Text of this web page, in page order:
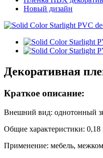
Новый дизайн
Декоративная
Краткое описание:
Внешний вид: однотонный
Общие характеристики:
Применение: мебель,